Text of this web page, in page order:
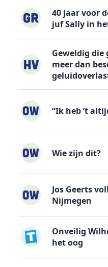
40 jaar voor
juf Sally in
Geweldig die
meer dan
“Ik heb ’t
Wie zijn dit?
Jos Geerts
Nijmegen
Onveilig
het oog